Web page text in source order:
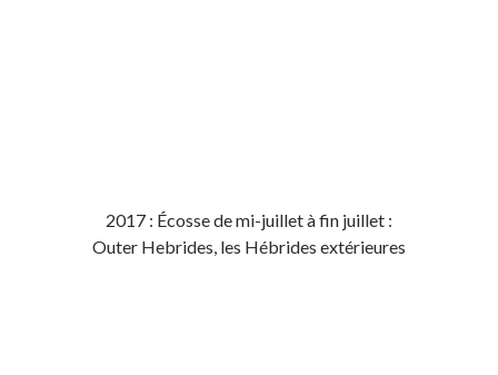
2017 : Écosse de mi-juillet à fin juillet :
Outer Hebrides, les Hébrides extérieures